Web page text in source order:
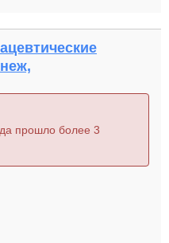
прошло более 3